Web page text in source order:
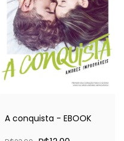
A conquista - EBOOK